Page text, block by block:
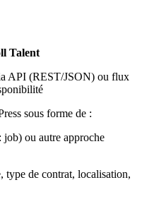
Talent
API (REST/JSON) ou flux
sous forme de :
ou autre approche
type de contrat, localisation,